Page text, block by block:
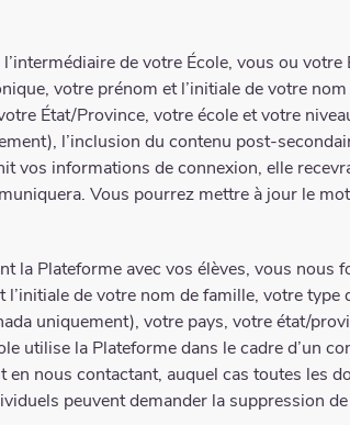
de votre École, vous ou
votre prénom et l’initiale de votre
État/Province, votre école et votre
l’inclusion du contenu post-
vos informations de connexion, elle
Vous pourrez mettre à jour le
la Plateforme avec vos élèves, vous
de votre nom de famille, votre
uniquement), votre pays, votre état/
utilise la Plateforme dans le cadre d’un
nous contactant, auquel cas toutes les
peuvent demander la suppression